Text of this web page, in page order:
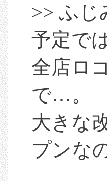
>> ふじ
予定で
全店ロ
で…。
大きな
プンな